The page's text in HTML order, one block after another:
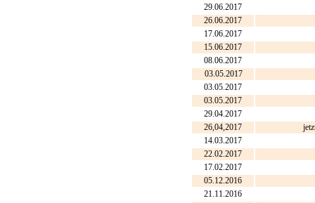
29.06.2017
26.06.2017
17.06.2017
15.06.2017
08.06.2017
03.05.2017
03.05.2017
03.05.2017
29.04.2017
26,04,2017
14.03.2017
22.02.2017
17.02.2017
05.12.2016
21.11.2016